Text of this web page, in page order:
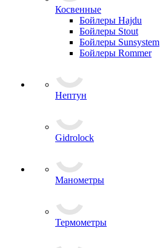
Косвенные
Бойлеры Hajdu
Бойлеры Stout
Бойлеры Sunsystem
Бойлеры Rommer
Нептун
Gidrolock
Манометры
Термометры